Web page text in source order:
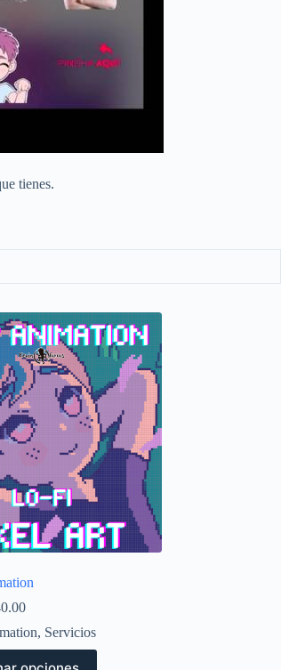
tienes.
Rango
precios:
desde
, Servicios